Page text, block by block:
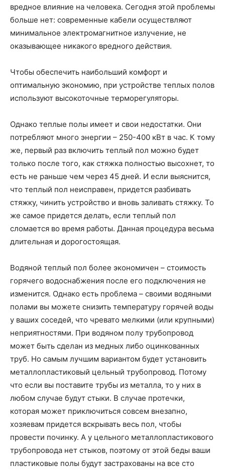
вредное влияние на человека. Сегодня этой проблемы
больше нет: современные кабели осуществляют
минимальное электромагнитное излучение, не
оказывающее никакого вредного действия.
Чтобы обеспечить наибольший комфорт и
оптимальную экономию, при устройстве теплых полов
используют высокоточные терморегуляторы.
Однако теплые полы имеет и свои недостатки. Они
потребляют много энергии – 250-400 кВт в час. К тому
же, первый раз включить теплый пол можно будет
только после того, как стяжка полностью высохнет, то
есть не раньше чем через 45 дней. И если выяснится,
что теплый пол неисправен, придется разбивать
стяжку, чинить устройство и вновь заливать стяжку. То
же самое придется делать, если теплый пол
сломается во время работы. Данная процедура весьма
длительная и дорогостоящая.
Водяной теплый пол более экономичен – стоимость
горячего водоснабжения после его подключения не
изменится. Однако есть проблема – своими водяными
полами вы можете снизить температуру горячей воды
у ваших соседей, что чревато мелкими (или крупными)
неприятностями. При водяном полу трубопровод
может быть сделан из медных либо оцинкованных
труб. Но самым лучшим вариантом будет установить
металлопластиковый цельный трубопровод. Потому
что если вы поставите трубы из металла, то у них в
любом случае будут стыки. В случае протечки,
которая может приключиться совсем внезапно,
хозяевам придется вскрывать весь пол, чтобы
провести починку. А у цельного металлопластикового
трубопровода нет стыков, поэтому от этой беды ваши
пластиковые полы будут застрахованы на все сто